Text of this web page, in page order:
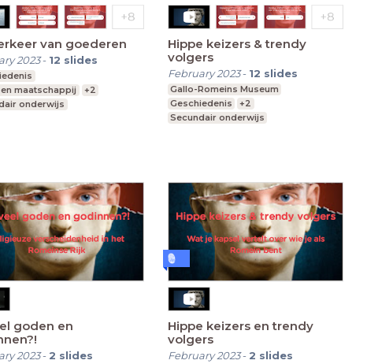
van goederen
2023- 12 slides
maatschappij
+2
onderwijs
Hippe keizers & trendy
volgers
February 2023- 12 slides
Gallo-Romeins Museum
Geschiedenis
+2
Secundair onderwijs
goden en
2023- 2 slides
Hippe keizers en trendy
volgers
February 2023- 2 slides